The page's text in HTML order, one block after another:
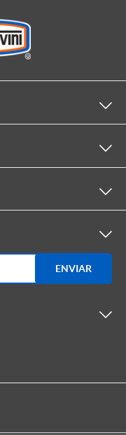
ENVIAR